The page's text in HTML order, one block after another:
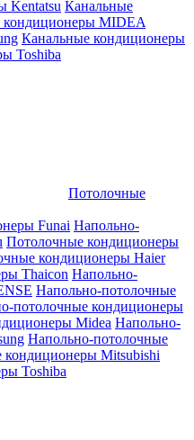
Kentatsu Канальные
кондиционеры MIDEA
Канальные кондиционеры
Toshiba
Потолочные
Funai Напольно-
Потолочные кондиционеры
кондиционеры Haier
Thaicon Напольно-
Напольно-потолочные
потолочные кондиционеры
Midea Напольно-
Напольно-потолочные
Mitsubishi
Toshiba